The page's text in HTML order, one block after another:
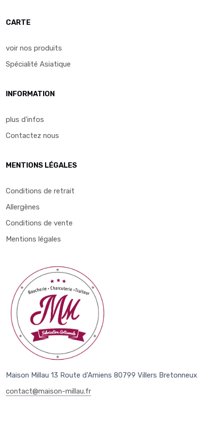
CARTE
voir nos produits
Spécialité Asiatique
INFORMATION
plus d'infos
Contactez nous
MENTIONS LÉGALES
Conditions de retrait
Allergènes
Conditions de vente
Mentions légales
Maison Millau 13 Route d'Amiens 80799 Villers Bretonneux
contact@maison-millau.fr